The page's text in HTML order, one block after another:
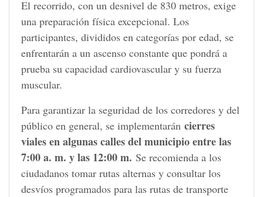
El recorrido, con un desnivel de 830 metros, exige
una preparación física excepcional. Los
participantes, divididos en categorías por edad, se
enfrentarán a un ascenso constante que pondrá a
prueba su capacidad cardiovascular y su fuerza
muscular.
Para garantizar la seguridad de los corredores y del
público en general, se implementarán cierres
viales en algunas calles del municipio entre las
7:00 a. m. y las 12:00 m. Se recomienda a los
ciudadanos tomar rutas alternas y consultar los
desvíos programados para las rutas de transporte